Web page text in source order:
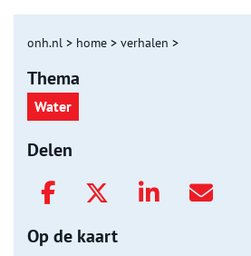
onh.nl > home > verhalen >
Thema
Water
Delen
Op de kaart